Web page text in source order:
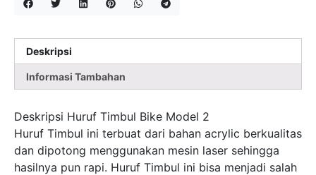
Deskripsi
Informasi Tambahan
Deskripsi Huruf Timbul Bike Model 2
Huruf Timbul ini terbuat dari bahan acrylic berkualitas
dan dipotong menggunakan mesin laser sehingga
hasilnya pun rapi. Huruf Timbul ini bisa menjadi salah